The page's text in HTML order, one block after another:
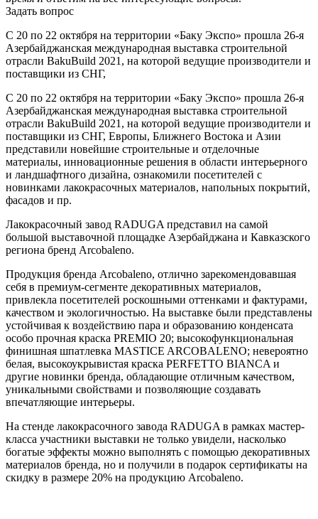
Задать вопрос
С 20 по 22 октября на территории «Баку Экспо» прошла 26-я
Азербайджанская международная выставка строительной
отрасли BakuBuild 2021, на которой ведущие производители и
поставщики из СНГ,
С 20 по 22 октября на территории «Баку Экспо» прошла 26-я
Азербайджанская международная выставка строительной
отрасли BakuBuild 2021, на которой ведущие производители и
поставщики из СНГ, Европы, Ближнего Востока и Азии
представили новейшие строительные и отделочные
материалы, инновационные решения в области интерьерного
и ландшафтного дизайна, ознакомили посетителей с
новинками лакокрасочных материалов, напольных покрытий,
фасадов и пр.
Лакокрасочный завод RADUGA представил на самой
большой выставочной площадке Азербайджана и Кавказского
региона бренд Arcobaleno.
Продукция бренда Arcobaleno, отлично зарекомендовавшая
себя в премиум-сегменте декоративных материалов,
привлекла посетителей роскошными оттенками и фактурами,
качеством и экологичностью. На выставке были представлены
устойчивая к воздействию пара и образованию конденсата
особо прочная краска PREMIO 20; высокофункциональная
финишная шпатлевка MASTICE ARCOBALENO; невероятно
белая, высокоукрывистая краска PERFETTO BIANCA и
другие новинки бренда, обладающие отличным качеством,
уникальными свойствами и позволяющие создавать
впечатляющие интерьеры.
На стенде лакокрасочного завода RADUGA в рамках мастер-
класса участники выставки не только увидели, насколько
богатые эффекты можно выполнять с помощью декоративных
материалов бренда, но и получили в подарок сертификаты на
скидку в размере 20% на продукцию Arcobaleno.